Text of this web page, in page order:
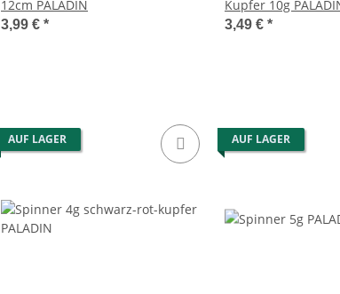
12cm PALADIN
3,99 € *
Kupfer 10g
3,49 € *
AUF LAGER AUF LAGER